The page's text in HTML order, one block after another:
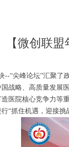
【微创联
尖峰论坛”汇聚了
战略、高质量发展
医院核心竞争力等
“抓住机遇，迎接挑